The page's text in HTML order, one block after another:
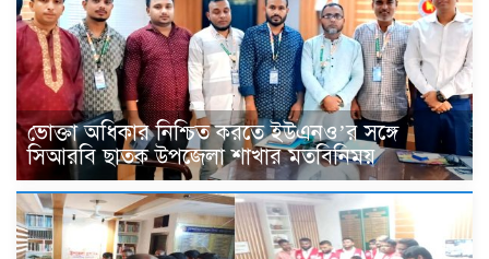
ভোক্তা অধিকার নিশ্চিত করতে ইউএনও’র সঙ্গে
সিআরবি ছাতক উপজেলা শাখার মতবিনিময়